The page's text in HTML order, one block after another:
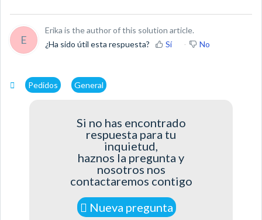
E
Erika is the author of this solution article.
¿Ha sido útil esta respuesta?
Sí No
Pedidos General
Si no has encontrado
respuesta para tu
inquietud,
haznos la pregunta y
nosotros nos
contactaremos contigo
Nueva pregunta